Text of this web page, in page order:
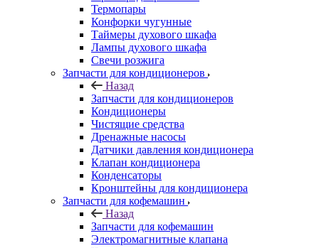
Термопары
Конфорки чугунные
Таймеры духового шкафа
Лампы духового шкафа
Свечи розжига
Запчасти для кондиционеров
Назад
Запчасти для кондиционеров
Кондиционеры
Чистящие средства
Дренажные насосы
Датчики давления кондиционера
Клапан кондиционера
Конденсаторы
Кронштейны для кондиционера
Запчасти для кофемашин
Назад
Запчасти для кофемашин
Электромагнитные клапана